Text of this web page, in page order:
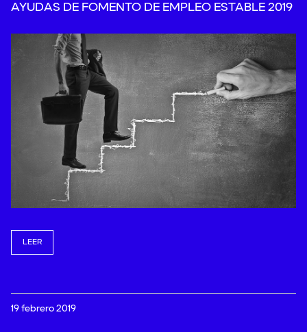
AYUDAS DE FOMENTO DE EMPLEO ESTABLE 2019
LEER
19 febrero 2019